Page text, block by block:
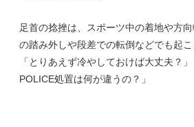
足首の捻挫は、スポーツ中の着地や方
の踏み外しや段差での転倒などでも起こ
「とりあえず冷やしておけば大丈夫？
POLICE処置は何が違うの？」